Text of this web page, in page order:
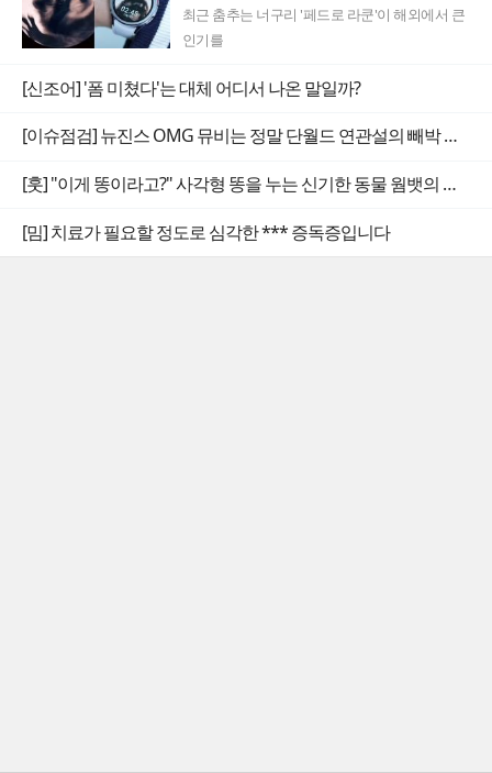
최근 춤추는 너구리 '페드로 라쿤'이 해외에서 큰
인기를
[신조어] '폼 미쳤다'는 대체 어디서 나온 말일까?
[이슈점검] 뉴진스 OMG 뮤비는 정말 단월드 연관설의 빼박 증거일까
[훗] "이게 똥이라고?" 사각형 똥을 누는 신기한 동물 웜뱃의 비밀
[밈] 치료가 필요할 정도로 심각한 *** 증독증입니다